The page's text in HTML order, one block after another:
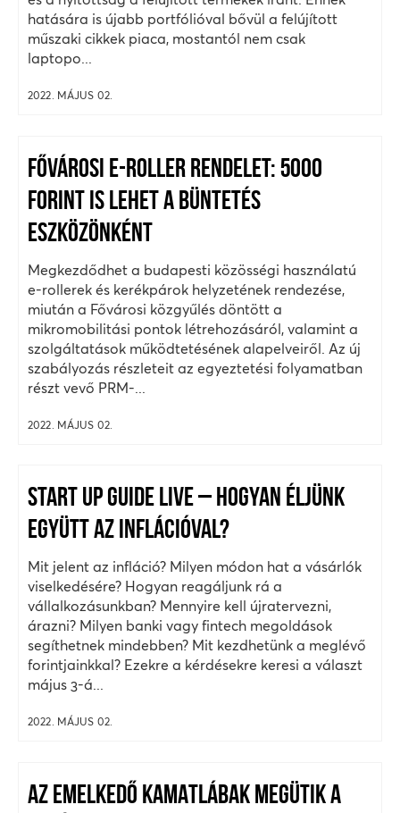
hatására is újabb portfólióval bővül a felújított
műszaki cikkek piaca, mostantól nem csak
laptopo...
2022. MÁJUS 02.
FŐVÁROSI E-ROLLER RENDELET: 5000
FORINT IS LEHET A BÜNTETÉS
ESZKÖZÖNKÉNT
Megkezdődhet a budapesti közösségi használatú
e-rollerek és kerékpárok helyzetének rendezése,
miután a Fővárosi közgyűlés döntött a
mikromobilitási pontok létrehozásáról, valamint a
szolgáltatások működtetésének alapelveiről. Az új
szabályozás részleteit az egyeztetési folyamatban
részt vevő PRM-...
2022. MÁJUS 02.
START UP GUIDE LIVE – HOGYAN ÉLJÜNK
EGYÜTT AZ INFLÁCIÓVAL?
Mit jelent az infláció? Milyen módon hat a vásárlók
viselkedésére? Hogyan reagáljunk rá a
vállalkozásunkban? Mennyire kell újratervezni,
árazni? Milyen banki vagy fintech megoldások
segíthetnek mindebben? Mit kezdhetünk a meglévő
forintjainkkal? Ezekre a kérdésekre keresi a választ
május 3-á...
2022. MÁJUS 02.
AZ EMELKEDŐ KAMATLÁBAK MEGÜTIK A